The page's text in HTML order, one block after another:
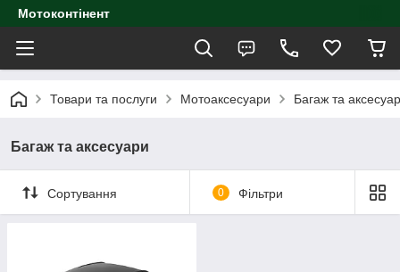
Мотоконтінент
Товари та послуги Мотоаксесуари Багаж та
Багаж та аксесуари
Сортування 0 Фільтри